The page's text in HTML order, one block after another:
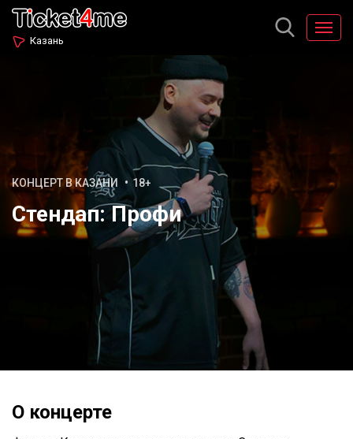
Казань
КОНЦЕРТ В КАЗАНИ 18+
Стендап: Профи
О концерте